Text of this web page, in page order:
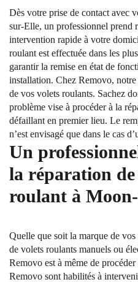
Dès votre prise de contact avec
sur-Elle, un professionnel prend
intervention rapide à votre
roulant est effectuée dans les
garantir la remise en état de
installation. Chez Removo,
de vos volets roulants. Sachez
problème vise à procéder à la
défaillant en premier lieu. Le
n’est envisagé que dans le cas
Un
la réparation
roulant à
Quelle que soit la marque de
de volets roulants manuels ou
Removo est à même de
Removo sont habilités à